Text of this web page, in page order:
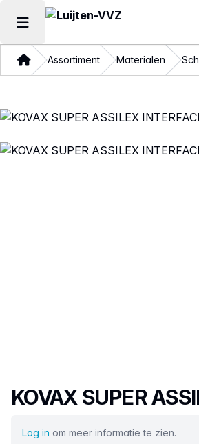
Hoofdmenu openen
ThuisAssortiment Materialen
Productnaam
KOVAX SUPER
Log in om meer informatie te zien.